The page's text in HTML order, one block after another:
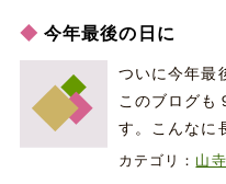
今年最後の日に
ついに今年最
このブログも
す。こんなに
カテゴリ： 山